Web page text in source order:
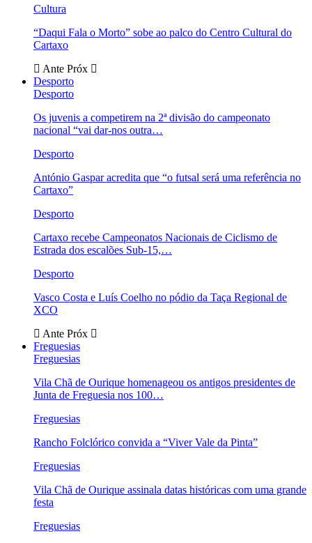
Cultura
“Daqui Fala o Morto” sobe ao palco do Centro Cultural do
Cartaxo
Ante Próx
Desporto
Desporto
Os juvenis a competirem na 2ª divisão do campeonato
nacional “vai dar-nos outra…
Desporto
António Gaspar acredita que “o futsal será uma referência no
Cartaxo”
Desporto
Cartaxo recebe Campeonatos Nacionais de Ciclismo de
Estrada dos escalões Sub-15,…
Desporto
Vasco Costa e Luís Coelho no pódio da Taça Regional de
XCO
Ante Próx
Freguesias
Freguesias
Vila Chã de Ourique homenageou os antigos presidentes de
Junta de Freguesia nos 100…
Freguesias
Rancho Folclórico convida a “Viver Vale da Pinta”
Freguesias
Vila Chã de Ourique assinala datas históricas com uma grande
festa
Freguesias